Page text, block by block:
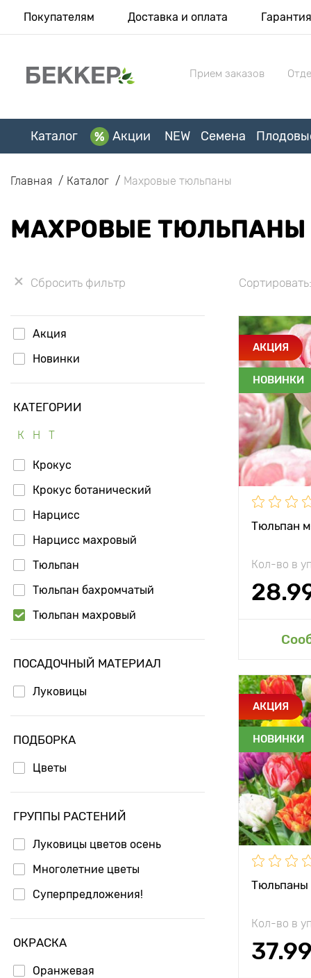
Покупателям Доставка и оплата Гарантия
Прием заказов
Каталог Акции NEW Семена
Главная Каталог Махровые тюльпаны
МАХРОВЫЕ ТЮЛЬПАНЫ
Сбросить фильтр
Акция
Новинки
КАТЕГОРИИ
К Н Т
Крокус
Крокус ботанический
Нарцисс
Нарцисс махровый
Тюльпан
Тюльпан бахромчатый
Тюльпан махровый
Тюльпан Триумф
ПОСАДОЧНЫЙ МАТЕРИАЛ
Луковицы
ПОДБОРКА
Цветы
ГРУППЫ РАСТЕНИЙ
Луковицы цветов осень
Многолетние цветы
Суперпредложения!
ОКРАСКА
Оранжевая
Сортировать:
АКЦИЯ
НОВИНКИ
Тюльпан
Кол-во в
Высота
Растояние
растениями
Глубина
АКЦИЯ
НОВИНКИ
Тюльпаны
Кол-во в
37.99
Высота
Растояние
растениями